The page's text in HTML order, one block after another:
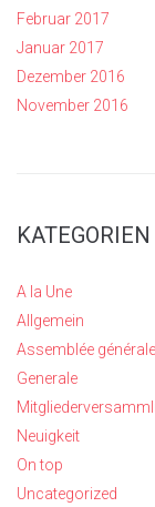
Februar 2017
Januar 2017
Dezember 2016
November 2016
KATEGORIEN
A la Une
Allgemein
Assemblée générale
Generale
Neuigkeit
On top
Uncategorized